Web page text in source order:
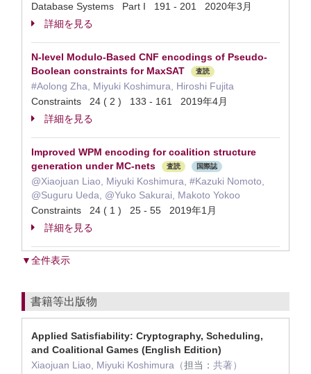
Database Systems Part I 191 - 201 2020年3月
詳細を見る
N-level Modulo-Based CNF encodings of Pseudo-
Boolean constraints for MaxSAT
査読
#Aolong Zha, Miyuki Koshimura, Hiroshi Fujita
Constraints 24 ( 2 ) 133 - 161 2019年4月
詳細を見る
Improved WPM encoding for coalition structure
generation under MC-nets
査読 国際誌
@Xiaojuan Liao, Miyuki Koshimura, #Kazuki Nomoto,
@Suguru Ueda, @Yuko Sakurai, Makoto Yokoo
Constraints 24 ( 1 ) 25 - 55 2019年1月
詳細を見る
▼全件表示
書籍等出版物
Applied Satisfiability: Cryptography, Scheduling,
and Coalitional Games (English Edition)
Xiaojuan Liao, Miyuki Koshimura（担当： 共著）